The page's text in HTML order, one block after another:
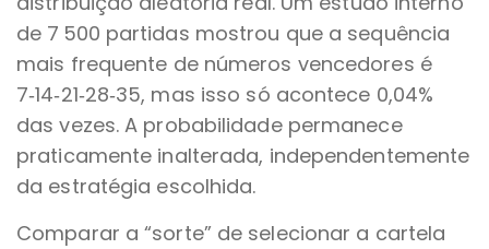
de 7 500 partidas mostrou que a sequência
mais frequente de números vencedores é
7‑14‑21‑28‑35, mas isso só acontece 0,04%
das vezes. A probabilidade permanece
praticamente inalterada, independentemente
da estratégia escolhida.
Comparar a “sorte” de selecionar a cartela